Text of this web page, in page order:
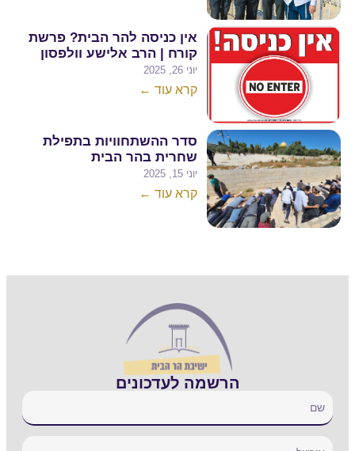
אין כניסה להר הבית? פרשת
קורח | הרב אלישע וולפסון
יוני 26, 2025
קרא עוד ←
סדר ההשתחוויות בתפילת
שחרית בהר הבית
יוני 15, 2025
קרא עוד ←
הרשמה לעדכונים